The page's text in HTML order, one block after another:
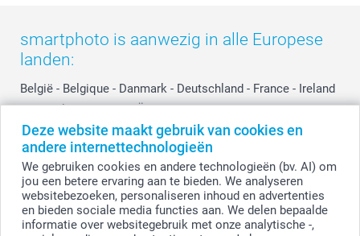
Deze website maakt gebruik van cookies en
andere internettechnologieën
We gebruiken cookies en andere technologieën (bv. AI) om
jou een betere ervaring aan te bieden. We analyseren
websitebezoeken, personaliseren inhoud en advertenties
en bieden sociale media functies aan. We delen bepaalde
informatie over websitegebruik met onze analytische -,
Privacy
Cookiebeleid
Reviews
Prijslijst
Investor Relations
smartbonus
smartfriends
service@smartphoto.nl
Affiliate partnerprogramma
Partnerships
Influencer partnerprogramma
Moederdag
Vaderdag
Huwelijk
smartphoto is aanwezig in alle Europese
landen:
België - Belgique - Danmark - Deutschland - France - Ireland
- Nederland - Norge - Österreich - Schweiz - Suisse -
Switzerland - Suomi - Sverige - United Kingdom -
Other Countries
Alle prijzen zijn in EURO (€) inclusief BTW en exclusief verzendkosten.